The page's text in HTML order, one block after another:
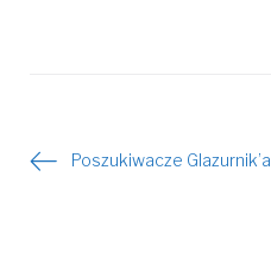
Nawigacja
Poszukiwacze Glazurnik’a